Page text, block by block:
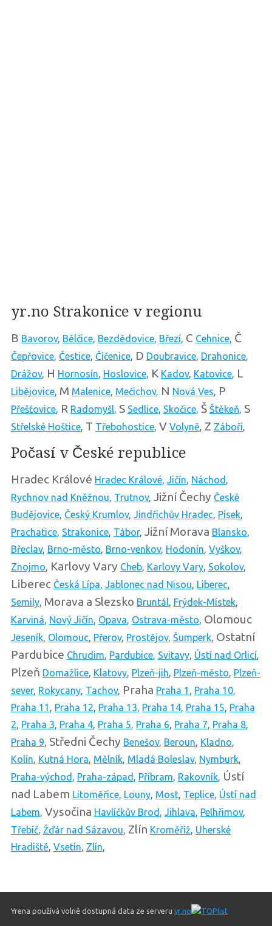
yr.no Strakonice v regionu
B Bavorov, Bělčice, Bezdědovice, Březí, C Cehnice, Č
Čepřovice, Čestice, Číčenice, D Doubravice, Drahonice,
Drážov, H Hornosín, Hoslovice, K Kadov, Katovice, L
Libějovice, M Malenice, Mečichov, N Nová Ves, P
Přešťovice, R Radomyšl, S Sedlice, Skočice, Š Štěkeň, S
Střelské Hoštice, T Třebohostice, V Volyně, Z Záboří,
Počasí v České republice
Hradec Králové Hradec Králové, Jičín, Náchod ,
Rychnov nad Kněžnou, Trutnov, Jižní Čechy České
Budějovice, Český Krumlov, Jindřichův Hradec, Písek,
Prachatice, Strakonice, Tábor, Jižní Morava Blansko,
Břeclav, Brno-město, Brno-venkov, Hodonín, Vyškov,
Znojmo, Karlovy Vary Cheb, Karlovy Vary, Sokolov,
Liberec Česká Lípa, Jablonec nad Nisou, Liberec,
Semily, Morava a Slezsko Bruntál, Frýdek-Místek,
Karviná, Nový Jičín, Opava, Ostrava-město, Olomouc
Jeseník, Olomouc, Přerov, Prostějov, Šumperk, Ostatní
Pardubice Chrudim, Pardubice, Svitavy, Ústí nad Orlicí,
Plzeň Domažlice, Klatovy, Plzeň-jih, Plzeň-město, Plzeň-
sever, Rokycany, Tachov, Praha Praha 1 , Praha 10,
Praha 11 , Praha 12, Praha 13, Praha 14, Praha 15, Praha
2, Praha 3, Praha 4, Praha 5, Praha 6, Praha 7, Praha 8,
Praha 9, Středni Čechy Benešov, Beroun, Kladno,
Kolín, Kutná Hora, Mělník, Mladá Boleslav, Nymburk,
Praha-východ , Praha-západ , Příbram, Rakovník, Ústí
nad Labem Litoměřice, Louny, Most, Teplice, Ústí nad
Labem, Vysočina Havlíčkův Brod , Jihlava, Pelhřimov,
Třebíč, Žďár nad Sázavou, Zlín Kroměříž, Uherské
Hradiště, Vsetín, Zlín,
Yrena používá volně dostupná data ze serveru yr.no